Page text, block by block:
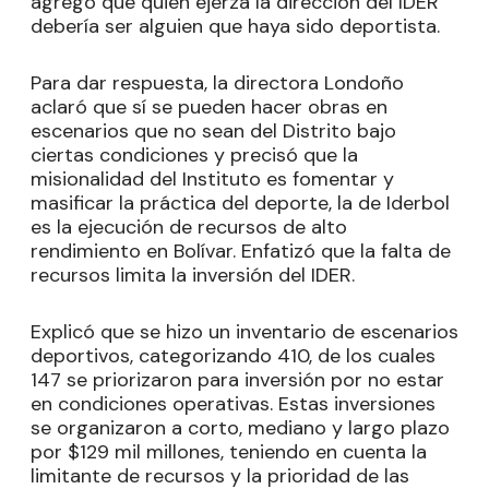
debería ser alguien que haya sido deportista.
Para dar respuesta, la directora Londoño
aclaró que sí se pueden hacer obras en
escenarios que no sean del Distrito bajo
ciertas condiciones y precisó que la
misionalidad del Instituto es fomentar y
masificar la práctica del deporte, la de Iderbol
es la ejecución de recursos de alto
rendimiento en Bolívar. Enfatizó que la falta de
recursos limita la inversión del IDER.
Explicó que se hizo un inventario de escenarios
deportivos, categorizando 410, de los cuales
147 se priorizaron para inversión por no estar
en condiciones operativas. Estas inversiones
se organizaron a corto, mediano y largo plazo
por $129 mil millones, teniendo en cuenta la
limitante de recursos y la prioridad de las